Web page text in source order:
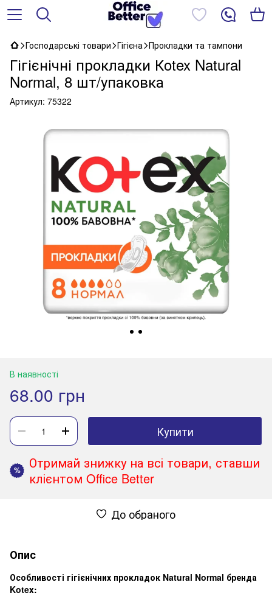
Господарські товари Гігієна Прокладки та тампони
Гігієнічні прокладки Кotex Natural
Normal, 8 шт/упаковка
Артикул: 75322
В наявності
68.00 грн
Купити
%
Отримай знижку на всі товари, ставши
клієнтом Office Better
До обраного
Опис
Особливості гігієнічних прокладок Natural Normal бренда
Kotex: